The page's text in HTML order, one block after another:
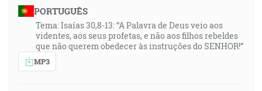
PORTUGUÊS
Tema: Isaías 30,8-13: “A Palavra de Deus veio aos
videntes, aos seus profetas, e não aos filhos rebeldes
que não querem obedecer às instruções do SENHOR!”
MP3